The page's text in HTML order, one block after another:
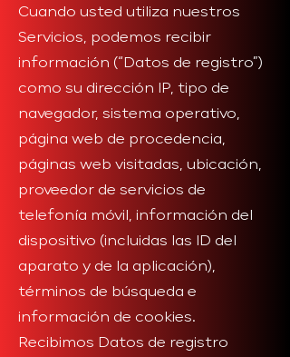
Cuando usted utiliza nuestros
Servicios, podemos recibir
información (“Datos de registro”)
como su dirección IP, tipo de
navegador, sistema operativo,
página web de procedencia,
páginas web visitadas, ubicación,
proveedor de servicios de
telefonía móvil, información del
dispositivo (incluidas las ID del
aparato y de la aplicación),
términos de búsqueda e
información de cookies.
Recibimos Datos de registro